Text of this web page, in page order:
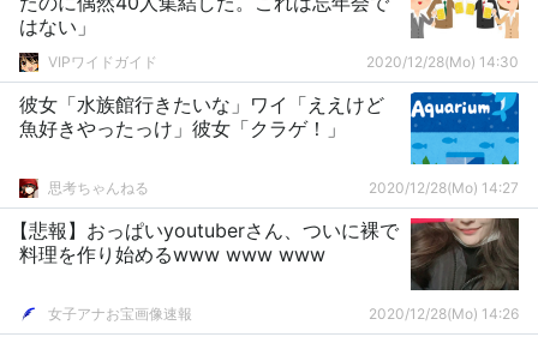
はない」
VIPワイドガイド 2020/12/28(Mo) 14:30
彼女「水族館行きたいな」ワイ「ええけど
魚好きやったっけ」彼女「クラゲ！」
思考ちゃんねる 2020/12/28(Mo) 14:27
【悲報】おっぱいyoutuberさん、ついに裸で
料理を作り始めるwww www www
女子アナお宝画像速報 2020/12/28(Mo) 14:26